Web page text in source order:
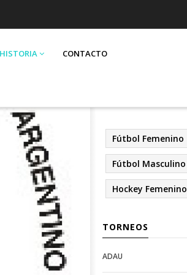
HISTORIA CONTACTO
Fútbol Femenino
Fútbol Masculino
Hockey Femenino
TORNEOS
Open
Deportes
Open
configuration
ADAU